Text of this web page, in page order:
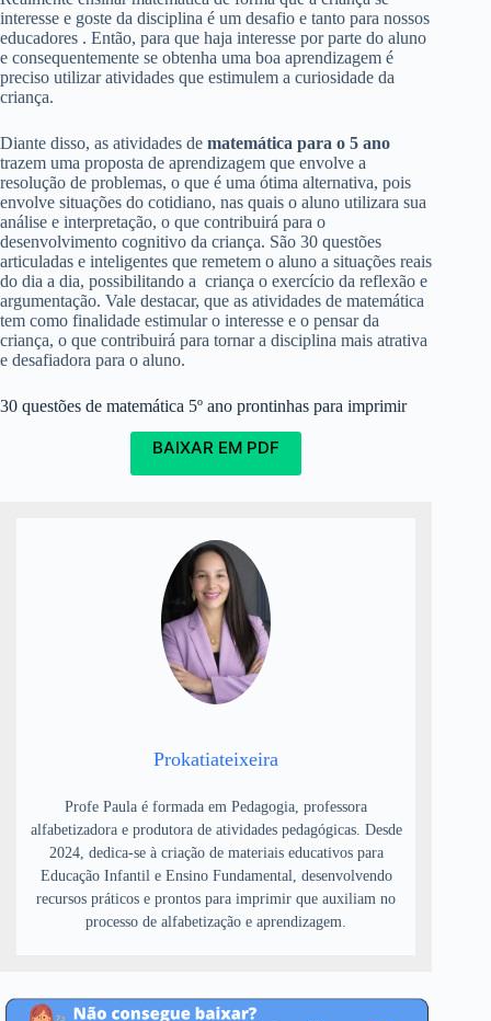
interesse e goste da disciplina é um desafio e tanto para nossos
educadores . Então, para que haja interesse por parte do aluno
e consequentemente se obtenha uma boa aprendizagem é
preciso utilizar atividades que estimulem a curiosidade da
criança.
Diante disso, as atividades de matemática para o 5 ano
trazem uma proposta de aprendizagem que envolve a
resolução de problemas, o que é uma ótima alternativa, pois
envolve situações do cotidiano, nas quais o aluno utilizara sua
análise e interpretação, o que contribuirá para o
desenvolvimento cognitivo da criança. São 30 questões
articuladas e inteligentes que remetem o aluno a situações reais
do dia a dia, possibilitando a criança o exercício da reflexão e
argumentação. Vale destacar, que as atividades de matemática
tem como finalidade estimular o interesse e o pensar da
criança, o que contribuirá para tornar a disciplina mais atrativa
e desafiadora para o aluno.
30 questões de matemática 5º ano prontinhas para imprimir
BAIXAR EM PDF
Prokatiateixeira
Profe Paula é formada em Pedagogia, professora
alfabetizadora e produtora de atividades pedagógicas. Desde
2024, dedica-se à criação de materiais educativos para
Educação Infantil e Ensino Fundamental, desenvolvendo
recursos práticos e prontos para imprimir que auxiliam no
processo de alfabetização e aprendizagem.